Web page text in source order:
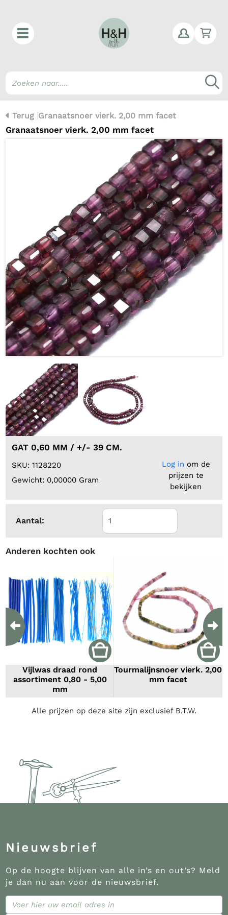
Terug Granaatsnoer vierk. 2,00 mm facet
Granaatsnoer vierk. 2,00 mm facet
GAT 0,60 MM / +/- 39 CM.
SKU: 1128220
Gewicht: 0,00000 Gram
Log in om de
prijzen te
bekijken
Aantal:
Anderen kochten ook
Vijlwas draad rond
assortiment 0,80 - 5,00
mm
Tourmalijnsnoer vierk. 2,00
mm facet
Previous
Alle prijzen op deze site zijn exclusief B.T.W.
Nieuwsbrief
Op de hoogte blijven van alle in’s en out’s? Meld
je dan nu aan voor de nieuwsbrief.